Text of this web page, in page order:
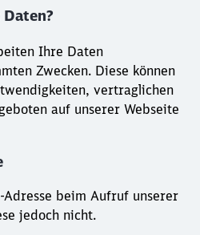
Ihre Daten
Zwecken. Diese können
vertraglichen
auf unserer Webseite
beim Aufruf unserer
jedoch nicht.